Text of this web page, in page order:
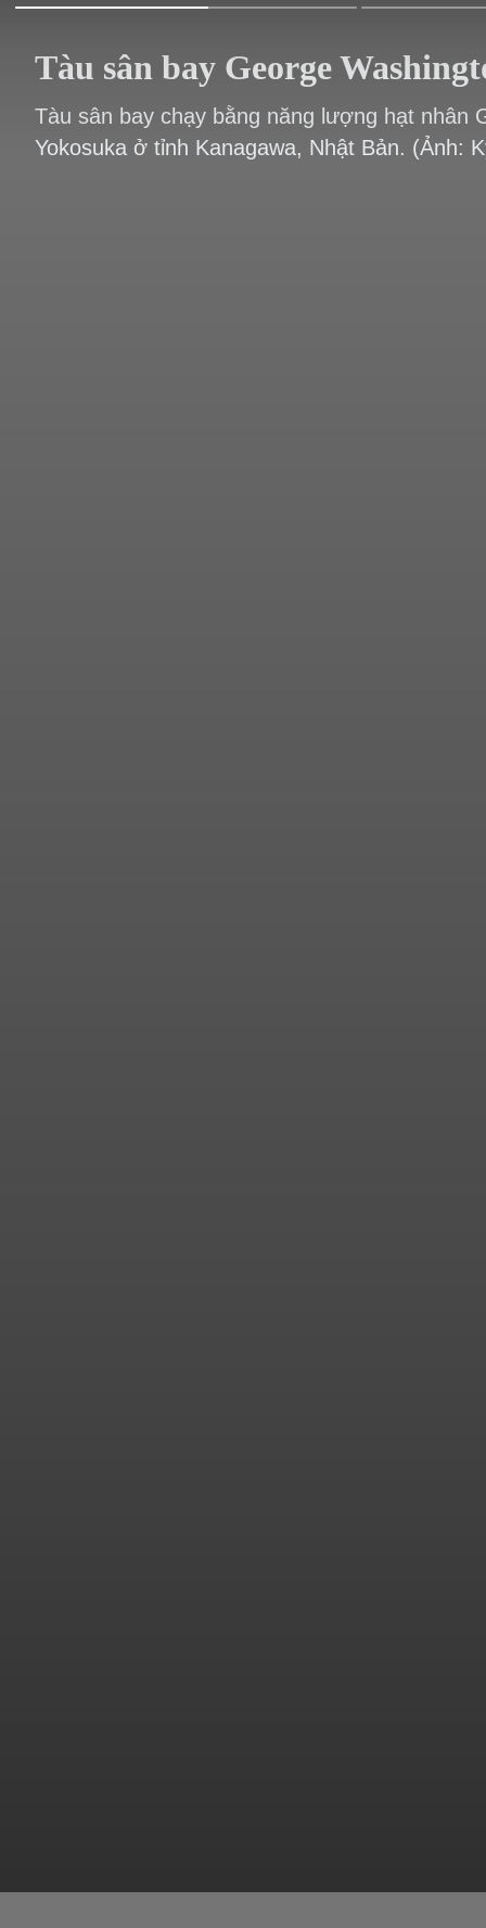
Tàu sân bay George
Tàu sân bay chạy bằng năng lượng hạt nhân
Yokosuka ở tỉnh Kanagawa, Nhật Bản. (Ảnh: